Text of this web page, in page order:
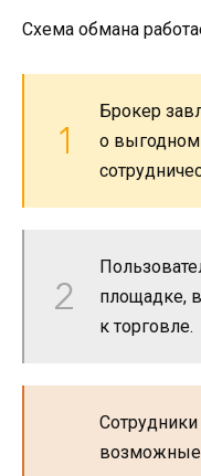
Схема обмана
Брокер
о выгодном
площадке,
к торговле.
возможные